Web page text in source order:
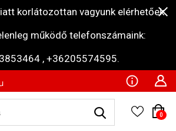
korlátozottan vagyunk elérhetőek
működő telefonszámaink:
, +36205574595.
0